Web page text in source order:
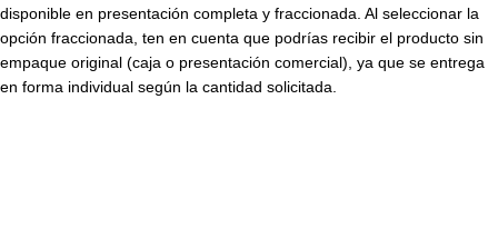
disponible en presentación completa y fraccionada. Al seleccionar la
opción fraccionada, ten en cuenta que podrías recibir el producto sin
empaque original (caja o presentación comercial), ya que se entrega
en forma individual según la cantidad solicitada.